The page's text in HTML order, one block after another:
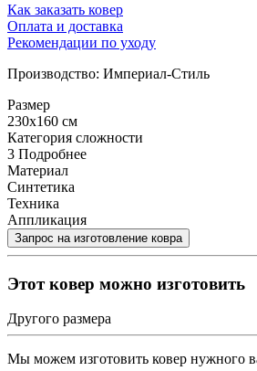
Как заказать ковер
Оплата и доставка
Рекомендации по уходу
Производство: Империал-Стиль
Размер
230x160 см
Категория сложности
3 Подробнее
Материал
Синтетика
Техника
Аппликация
Этот ковер можно изготовить
Другого размера
Мы можем изготовить ковер нужного